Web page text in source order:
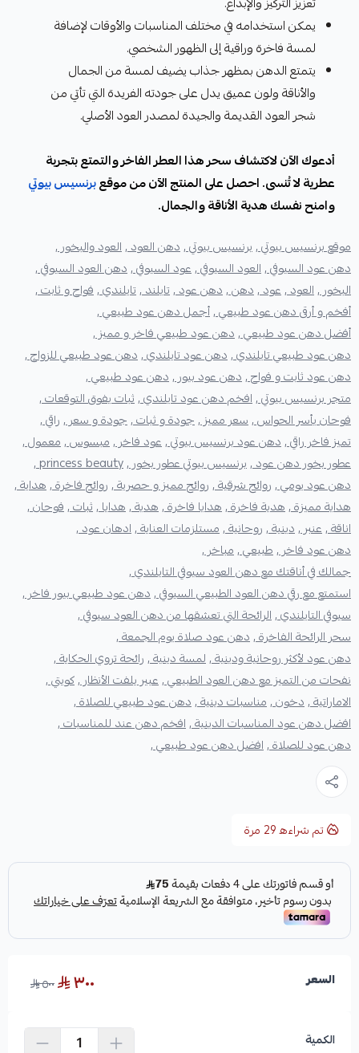
يمكن استخدامه في مختلف المناسبات والأوقات لإضافة
لمسة فاخرة وراقية إلى الظهور الشخصي.
يتمتع الدهن بمظهر جذاب يضيف لمسة من الجمال
والأناقة ولون عميق يدل على جودته الفريدة التي تأتي من
شجر العود القديمة والجيدة لمصدر العود الأصلي.
أدعوك الآن لاكتشاف سحر هذا العطر الفاخر والتمتع بتجربة
عطرية لا تُنسى. احصل على المنتج الآن من موقعبرنسيس بيوتي
وامنح نفسك هدية الأناقة والجمال.
موقع برنسيس بيوتي ,برنسيس بيوتي ,دهن العود ,العود والبخور ,
دهن عود السيوفي ,العود السيوفي ,عود السيوفي ,دهن العود السيوفي ,
البخور ,العود ,عود ,دهن ,دهن عود ,تايلند ,تايلندي ,فواح و ثابت ,
أفخم و أرقى دهن عود طبيعي ,أجمل دهن عود طبيعي ,
أفضل دهن عود طبيعي ,دهن عود طبيعي فاخر و مميز ,
دهن عود طبيعي تايلندي ,دهن عود تايلندي ,دهن عود طبيعي للزواج ,
دهن عود ثابت و فواح ,دهن عود بيور ,دهن عود طبيعي ,
متجر برنسيس بيوتي ,افخم دهن عود تايلندي ,ثبات يفوق التوقعات ,
فوحان يأسر الحواس ,سعر مميز ,جودة و ثبات ,جودة و سعر ,راقي ,
تميز فاخر راقي ,دهن عود برنسيس بيوتي ,عود فاخر ,مبسوس ,معمول ,
عطور بخور دهن عود ,برنسيس بيوتي عطور بخور ,princess beauty ,
دهن عود يومي ,روائح شرقية ,روائح مميز و حصرية ,روائح فاخرة ,هداية ,
هداية مميزة ,هدية فاخرة ,هدايا فاخرة ,هدية ,هدايا ,ثبات ,فوحان ,
اناقة ,عنبر ,دينية ,روحانية ,مستلزمات العناية ,ادهان عود ,
دهن عود فاخر ,طبيعي ,مباخر ,
جمالك في أناقتك مع دهن العود سيوفي التايلندي ,
استمتع مع رقي دهن العود الطبيعي السيوفي ,دهن عود طبيعي بيور فاخر ,
سيوفي التايلندي ,الرائحة التي تعشقها من دهن العود سيوفي ,
سحر الرائحة الفاخرة ,دهن عود صلاة يوم الجمعة ,
دهن عود لأكثر روحانية ودينية ,لمسة دينية ,رائحة تروي الحكاية ,
نفحات من التميز مع دهن العود الطبيعي ,عبير يلفت الأنظار ,كويتي ,
الاماراتية ,دخون ,مناسبات دينية ,دهن عود طبيعي للصلاة ,
افضل دهن عود المناسبات الدينية ,افخم دهن عند للمناسبات ,
دهن عود للصلاة ,افضل دهن عود طبيعي ,
تم شراءه29 مرة
السعر ٣٠٠ ٥٠٠
الكمية